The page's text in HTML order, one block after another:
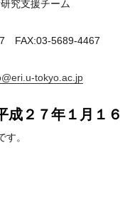
究支援チーム
FAX:03-5689-4467
tokyo.ac.jp
成２７年１月１
す。